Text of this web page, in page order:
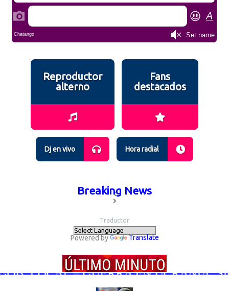
Reproductor
alterno
Fans
destacados
Dj en vivo Hora radial
Breaking News
Traductor
Powered by Translate
– GUERRA EN UCRANIA;